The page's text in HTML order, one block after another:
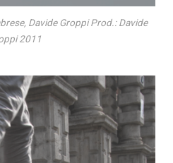
Davide Groppi Prod.: Davide
2011